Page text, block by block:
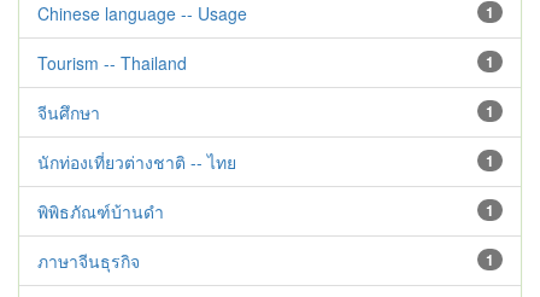
1
Chinese language -- Usage
1
Tourism -- Thailand
1
จีนศึกษา
1
นักท่องเที่ยวต่างชาติ -- ไทย
1
พิพิธภัณฑ์บ้านดำ
1
ภาษาจีนธุรกิจ